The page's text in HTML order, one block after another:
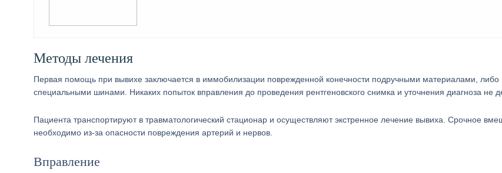
Методы лечения
Первая помощь при вывихе заключается в иммобилизации поврежденной конечности подручными материалами, либо
специальными шинами. Никаких попыток вправления до проведения рентгеновского снимка и уточнения диагноза не
Пациента транспортируют в травматологический стационар и осуществляют экстренное лечение вывиха. Срочное
необходимо из-за опасности повреждения артерий и нервов.
Вправление